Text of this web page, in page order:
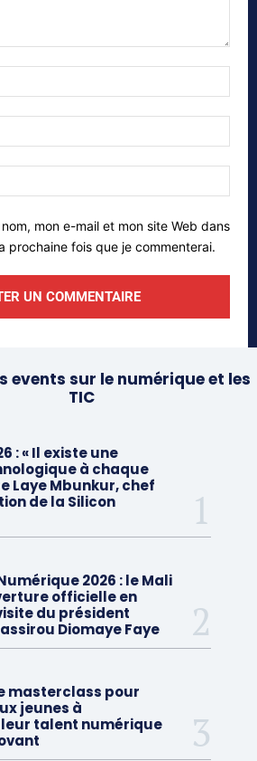
:*
web:
mon e-mail et mon site Web dans
prochaine fois que je commenterai.
events sur le numérique et les
TIC
: « Il existe une
à chaque
Laye Mbunkur, chef
de la Silicon
2026 : le Mali
officielle en
du président
Diomaye Faye
masterclass pour
jeunes à
talent numérique